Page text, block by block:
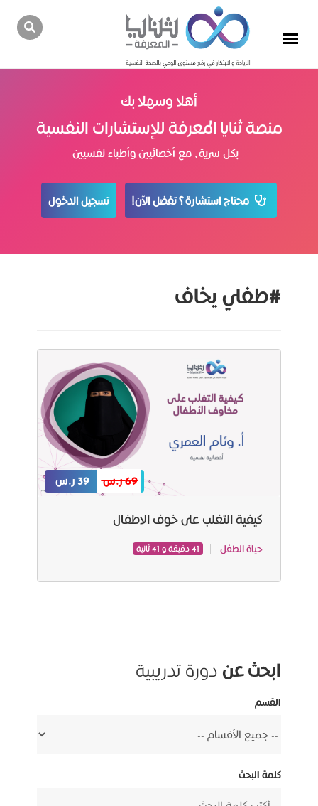
أهلا وسهلا بك
منصة ثنايا المعرفة للإستشارات النفسية
بكل سرية، مع أخصائيين وأطباء نفسيين
محتاج استشارة؟ تفضل الآن! تسجيل الدخول
#طفلي يخاف
69 ر.س 39 ر.س
كيفية التغلب على خوف الاطفال
حياة الطفل 41 دقيقة و 41 ثانية
ابحث عن دورة تدريبية
القسم
كلمة البحث